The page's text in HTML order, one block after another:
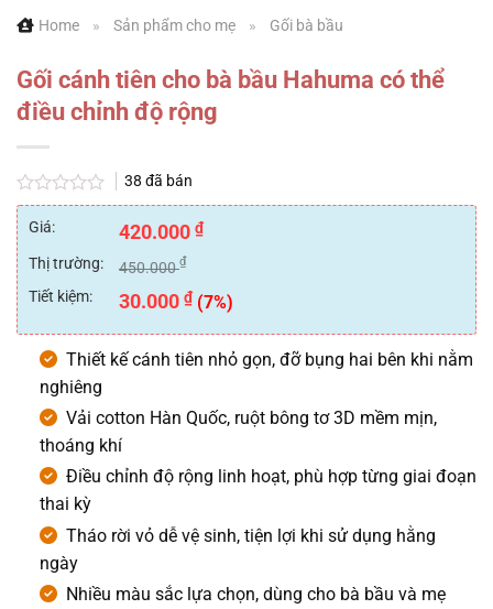
Home » Sản phẩm cho mẹ » Gối bà bầu
Gối cánh tiên cho bà bầu Hahuma có thể
điều chỉnh độ rộng
Được
xếp
hạng
0
5
sao
38 đã bán
Giá: 420.000 ₫
Thị trường:
450.000₫
Tiết kiệm: 30.000 ₫ (7%)
Thiết kế cánh tiên nhỏ gọn, đỡ bụng hai bên khi nằm
nghiêng
Vải cotton Hàn Quốc, ruột bông tơ 3D mềm mịn,
thoáng khí
Điều chỉnh độ rộng linh hoạt, phù hợp từng giai đoạn
thai kỳ
Tháo rời vỏ dễ vệ sinh, tiện lợi khi sử dụng hằng
ngày
Nhiều màu sắc lựa chọn, dùng cho bà bầu và mẹ